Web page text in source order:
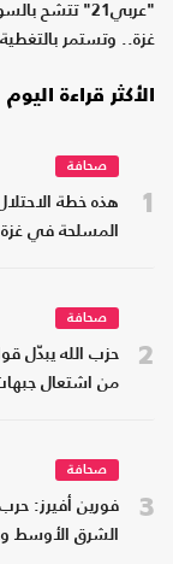
"عربي21"
غزة.. وتستمر بالتغطية
الأكثر قراءة اليوم
1
صحافة
هذه خطة
المسلحة في
2
صحافة
حزب الله يبدّل
من اشتعال
3
صحافة
فورين أفيرز:
الشرق الأوسط